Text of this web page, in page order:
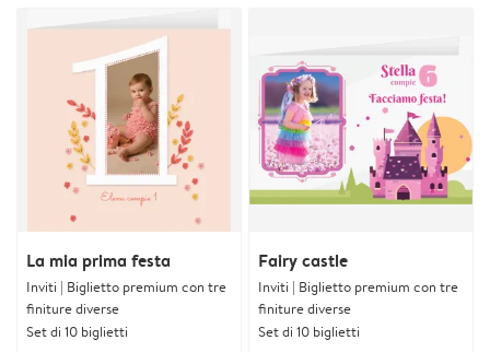
La mia prima festa
Inviti | Biglietto premium con tre
finiture diverse
Set di 10 biglietti
Fairy castle
Inviti | Biglietto premium con tre
finiture diverse
Set di 10 biglietti